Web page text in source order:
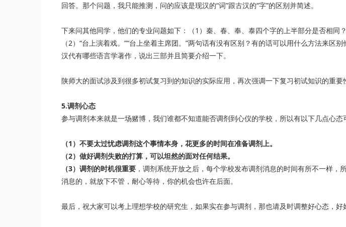
回答。那个问题，我只能推测，问的应该是现汉的“词”跟古汉的“字”的区别并简述。
下来问其他同学，他们的专业问题如下：（1）秦、春、奉、泰四个字的上半部分是否相同
（2）“台上演着戏。”“台上坐着主席团。”两句话有没有区别？有的话可以用什么方法来区
汉代有哪些语言学著作，说出三部并且简要介绍一下。
陕师大的面试涉及到很多初试复习到的知识的实际应用，再次强调一下复习初试知识的重要
5.调剂心态
参与调剂本来就是一场赌博，我们谁都不知道能否调剂到心仪的学校，所以有以下几点心态
（1）不要太过忧虑调剂这个事情本身，花更多的时间在准备调剂上。
（2）做好调剂失败的打算，可以坦然的面对任何结果。
（3）调剂的时机很重要 ，调剂系统开放之后，每个学校发布调剂消息的时间有所不一样，
消息的，就放下不管，耐心等待，你的机会也许在后面。
最后，祝大家可以考上理想学校的研究生，如果实在参与调剂，那也请及时调整好心态，好